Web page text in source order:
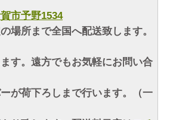
市予野1534
場所まで全国へ配送致します。
す。遠方でもお気軽にお問い合
が荷下ろしまで行います。（一